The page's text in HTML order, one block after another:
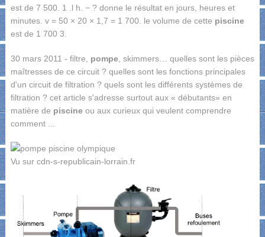
est de 7 500. 1 .l h. − ? donne le résultat en jours, heures et
minutes. v = 50 × 20 × 1,7 = 1 700. le volume de cette piscine
est de 1 700 3.
30 mars 2011 - filtre, pompe, skimmers… quelles sont les pièces
maîtresses de ce circuit ? quelles sont les fonctions principales
d'un circuit de filtration ? quels sont les différents systèmes de
filtration ? cet article s'adresse surtout aux « débutants» en
matière de piscineou aux curieux qui veulent comprendre
comment ...
Vu sur cdn-s-republicain-lorrain.fr